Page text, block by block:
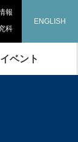
ENGLISH
報
科
イベント